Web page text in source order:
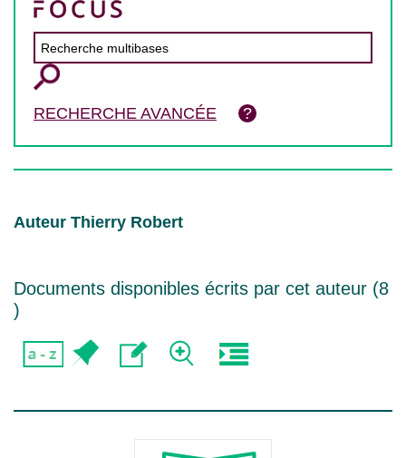
RECHERCHE AVANCÉE
Auteur Thierry Robert
Documents disponibles écrits par cet auteur (8
)